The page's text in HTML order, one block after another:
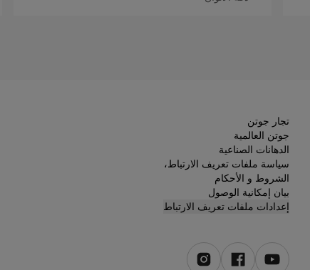
تجار جوتن
جوتن العالمية
الدهانات الصناعية
سياسة ملفات تعريف الارتباط،
الشروط و الأحكام
بيان إمكانية الوصول
إعدادات ملفات تعريف الارتباط